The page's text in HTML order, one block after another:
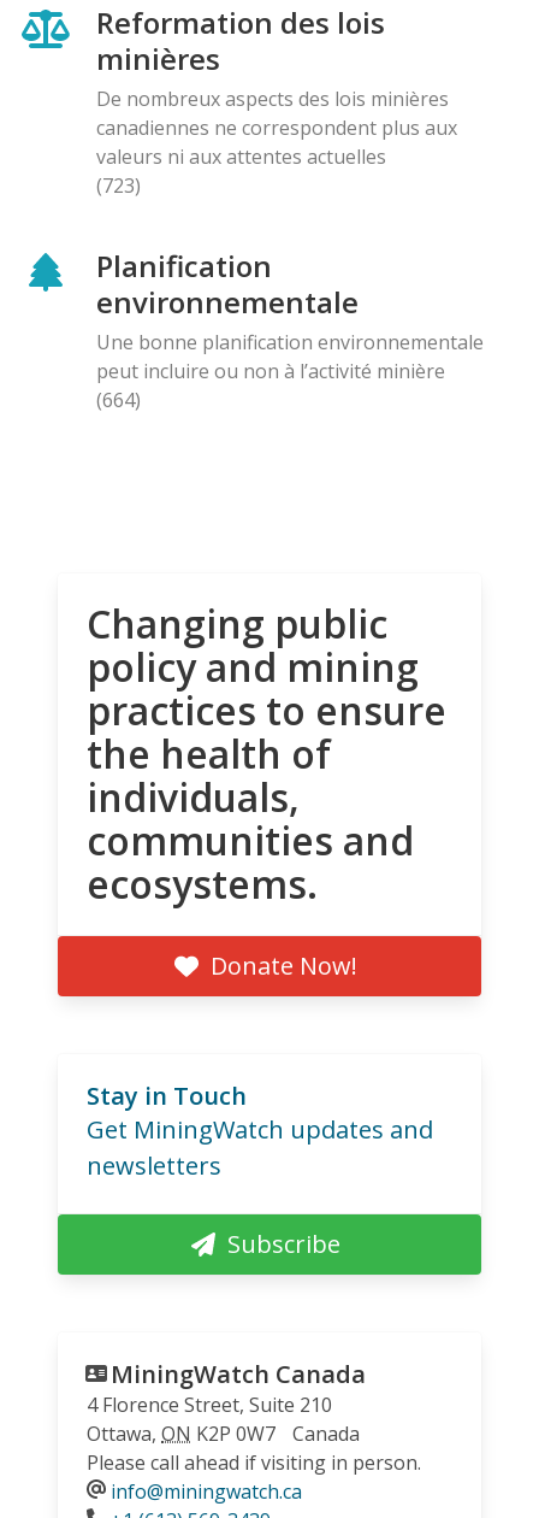
Reformation des lois
minières
De nombreux aspects des lois minières
canadiennes ne correspondent plus aux
valeurs ni aux attentes actuelles
(723)
Planification
environnementale
Une bonne planification environnementale
peut incluire ou non à l’activité minière
(664)
Changing public
policy and mining
practices to ensure
the health of
individuals,
communities and
ecosystems.
Donate Now!
Stay in Touch
Get MiningWatch updates and
newsletters
Subscribe
MiningWatch Canada
4 Florence Street, Suite 210
Ottawa, ON K2P 0W7
Canada
Please call ahead if visiting in person.
info@miningwatch.ca